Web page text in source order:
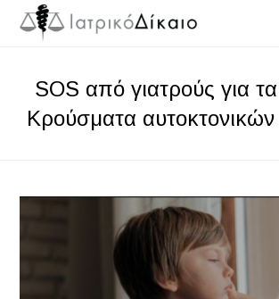
SOS από γιατρούς για
Κρούσματα